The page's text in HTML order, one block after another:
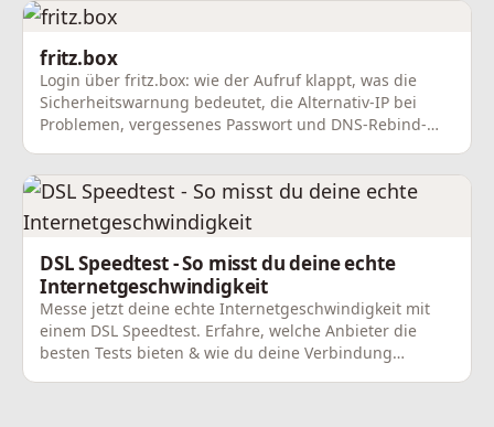
fritz.box
Login über fritz.box: wie der Aufruf klappt, was die
Sicherheitswarnung bedeutet, die Alternativ-IP bei
Problemen, vergessenes Passwort und DNS-Rebind-
DSL Speedtest - So misst du deine echte
Internetgeschwindigkeit
Messe jetzt deine echte Internetgeschwindigkeit mit
einem DSL Speedtest. Erfahre, welche Anbieter die
besten Tests bieten & wie du deine Verbindung